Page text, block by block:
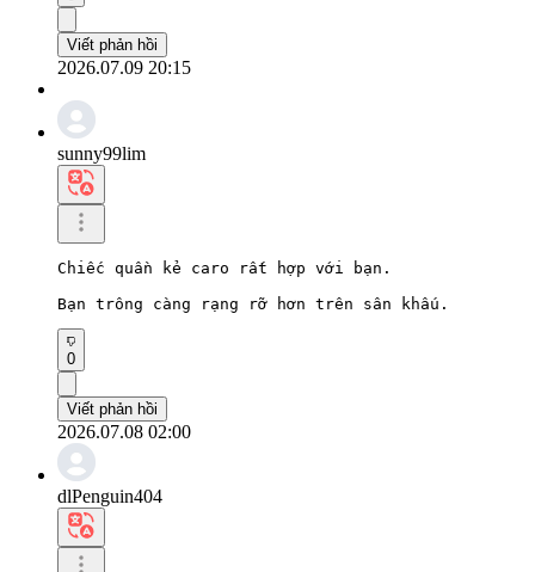
Viết phản hồi
2026.07.09 20:15
sunny99lim
Chiếc quần kẻ caro rất hợp với bạn.
Bạn trông càng rạng rỡ hơn trên sân khấu.
0
Viết phản hồi
2026.07.08 02:00
dlPenguin404